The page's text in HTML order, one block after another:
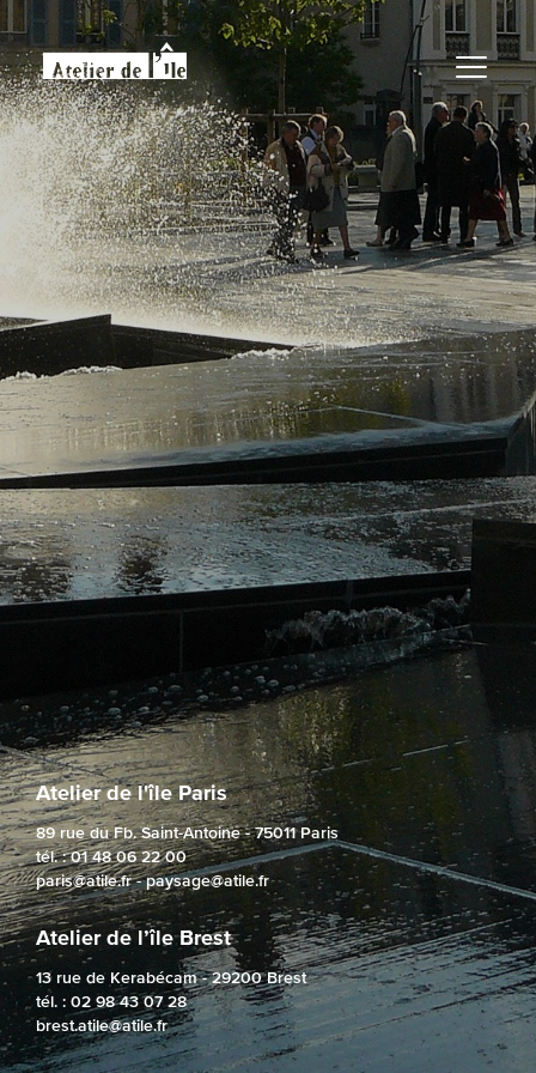
Atelier de l'île Paris
89 rue du Fb. Saint-Antoine - 75011 Paris
tél. : 01 48 06 22 00
paris@atile.fr-paysage@atile.fr
Atelier de l’île Brest
13 rue de Kerabécam - 29200 Brest
tél. : 02 98 43 07 28
brest.atile@atile.fr